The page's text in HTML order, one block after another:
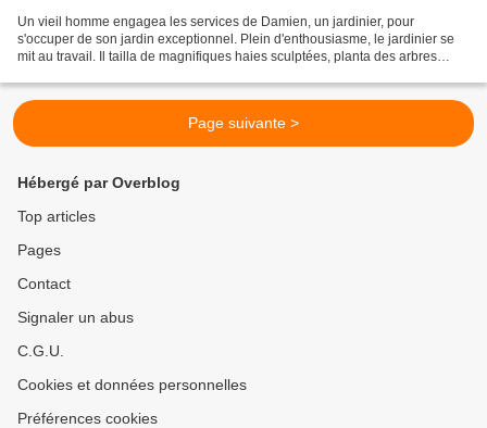
Un vieil homme engagea les services de Damien, un jardinier, pour
s'occuper de son jardin exceptionnel. Plein d'enthousiasme, le jardinier se
mit au travail. Il tailla de magnifiques haies sculptées, planta des arbres
Page suivante >
Hébergé par Overblog
Top articles
Pages
Contact
Signaler un abus
C.G.U.
Cookies et données personnelles
Préférences cookies